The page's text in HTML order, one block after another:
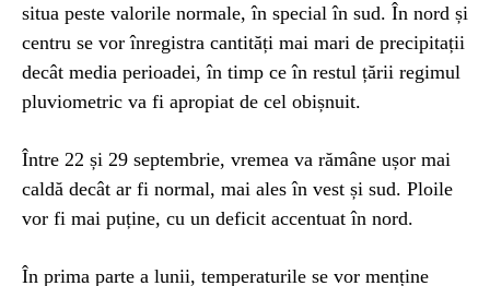
situa peste valorile normale, în special în sud. În nord și
centru se vor înregistra cantități mai mari de precipitații
decât media perioadei, în timp ce în restul țării regimul
pluviometric va fi apropiat de cel obișnuit.
Între 22 și 29 septembrie, vremea va rămâne ușor mai
caldă decât ar fi normal, mai ales în vest și sud. Ploile
vor fi mai puține, cu un deficit accentuat în nord.
În prima parte a lunii, temperaturile se vor menține